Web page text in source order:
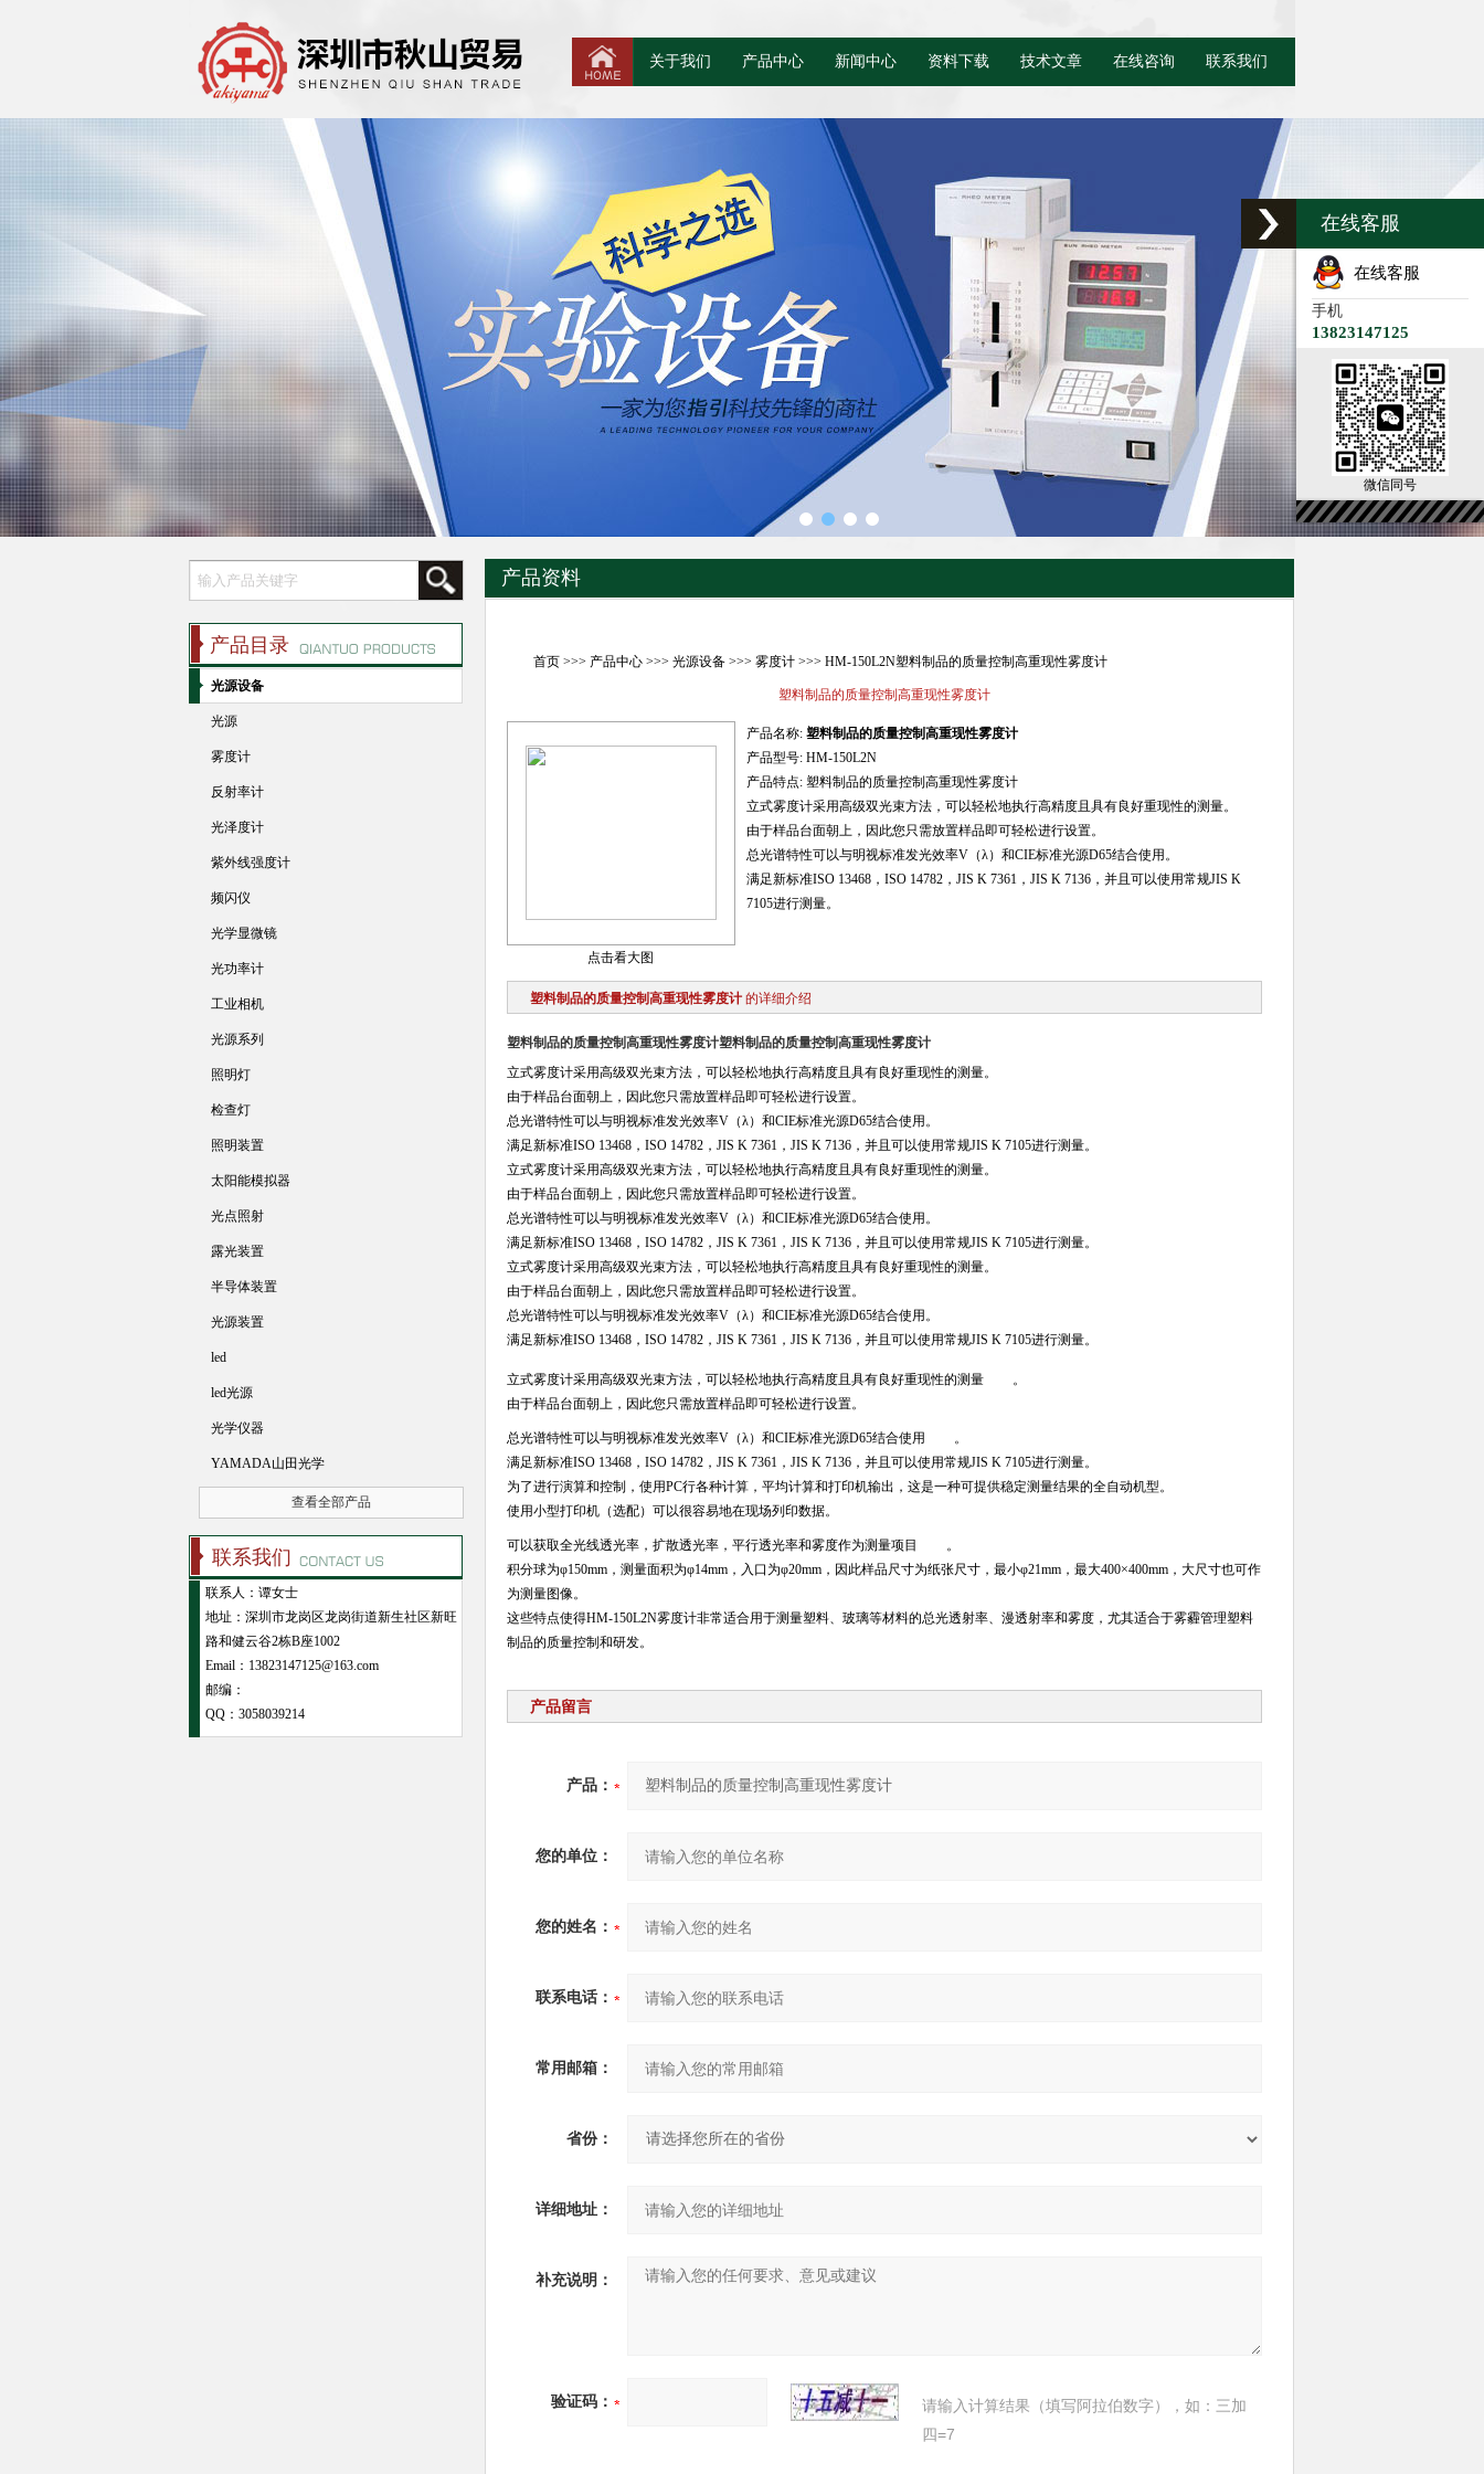
关于我们 产品中心 新闻中心 资料下载 技术文章 在线咨询 联系我们
产品资料
首页>>> 产品中心>>> 光源设备>>> 雾度计>>> HM-150L2N塑料制品的质量控制高重现性雾度计
塑料制品的质量控制高重现性雾度计
点击看大图
产品名称: 塑料制品的质量控制高重现性雾度计
产品型号: HM-150L2N
产品特点: 塑料制品的质量控制高重现性雾度计
立式雾度计采用高级双光束方法，可以轻松地执行高精度且具有良好重现性的测量。
由于样品台面朝上，因此您只需放置样品即可轻松进行设置。
总光谱特性可以与明视标准发光效率V（λ）和CIE标准光源D65结合使用。
满足新标准ISO 13468，ISO 14782，JIS K 7361，JIS K 7136，并且可以使用常规JIS K
7105进行测量。
塑料制品的质量控制高重现性雾度计 的详细介绍
塑料制品的质量控制高重现性雾度计塑料制品的质量控制高重现性雾度计
立式雾度计采用高级双光束方法，可以轻松地执行高精度且具有良好重现性的测量。
由于样品台面朝上，因此您只需放置样品即可轻松进行设置。
总光谱特性可以与明视标准发光效率V（λ）和CIE标准光源D65结合使用。
满足新标准ISO 13468，ISO 14782，JIS K 7361，JIS K 7136，并且可以使用常规JIS K 7105进行测量。
立式雾度计采用高级双光束方法，可以轻松地执行高精度且具有良好重现性的测量。
由于样品台面朝上，因此您只需放置样品即可轻松进行设置。
总光谱特性可以与明视标准发光效率V（λ）和CIE标准光源D65结合使用。
满足新标准ISO 13468，ISO 14782，JIS K 7361，JIS K 7136，并且可以使用常规JIS K 7105进行测量。
立式雾度计采用高级双光束方法，可以轻松地执行高精度且具有良好重现性的测量。
由于样品台面朝上，因此您只需放置样品即可轻松进行设置。
总光谱特性可以与明视标准发光效率V（λ）和CIE标准光源D65结合使用。
满足新标准ISO 13468，ISO 14782，JIS K 7361，JIS K 7136，并且可以使用常规JIS K 7105进行测量。
立式雾度计采用高级双光束方法，可以轻松地执行高精度且具有良好重现性的测量
。
由于样品台面朝上，因此您只需放置样品即可轻松进行设置。
总光谱特性可以与明视标准发光效率V（λ）和CIE标准光源D65结合使用
。
满足新标准ISO 13468，ISO 14782，JIS K 7361，JIS K 7136，并且可以使用常规JIS K 7105进行测量。
为了进行演算和控制，使用PC行各种计算，平均计算和打印机输出，这是一种可提供稳定测量结果的全自动机型。
使用小型打印机（选配）可以很容易地在现场列印数据。
可以获取全光线透光率，扩散透光率，平行透光率和雾度作为测量项目
。
积分球为φ150mm，测量面积为φ14mm，入口为φ20mm，因此样品尺寸为纸张尺寸，最小φ21mm，最大400×400mm，大尺寸也可作
为测量图像。
这些特点使得HM-150L2N雾度计非常适合用于测量塑料、玻璃等材料的总光透射率、漫透射率和雾度，尤其适合于雾霾管理塑料
制品的质量控制和研发。
产品留言
产品：
您的单位：
您的姓名：
联系电话：
常用邮箱：
省份：
详细地址：
补充说明：
验证码：
请输入计算结果（填写阿拉伯数字），如：三加
四=7
产品目录
光源设备
光源
雾度计
反射率计
光泽度计
紫外线强度计
频闪仪
光学显微镜
光功率计
工业相机
光源系列
照明灯
检查灯
照明装置
太阳能模拟器
光点照射
露光装置
半导体装置
光源装置
led
led光源
光学仪器
YAMADA山田光学
查看全部产品
联系我们
联系人：谭女士
地址：深圳市龙岗区龙岗街道新生社区新旺
路和健云谷2栋B座1002
Email：13823147125@163.com
邮编：
QQ： 3058039214
在线客服
在线客服
手机
13823147125
微信同号